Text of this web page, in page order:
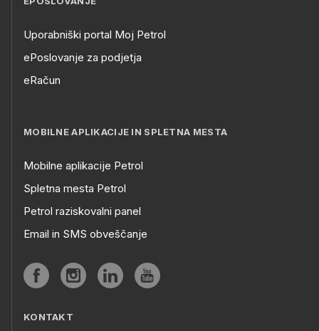
Uporabniški portal Moj Petrol
ePoslovanje za podjetja
eRačun
MOBILNE APLIKACIJE IN SPLETNA MESTA
Mobilne aplikacije Petrol
Spletna mesta Petrol
Petrol raziskovalni panel
Email in SMS obveščanje
KONTAKT